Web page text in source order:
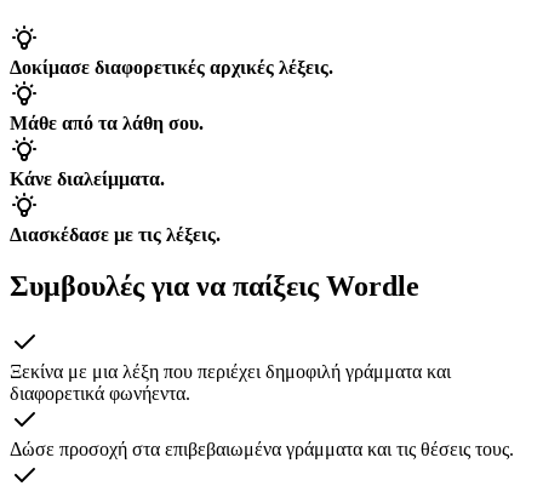
Δοκίμασε διαφορετικές αρχικές λέξεις.
Μάθε από τα λάθη σου.
Κάνε διαλείμματα.
Διασκέδασε με τις λέξεις.
Συμβουλές για να παίξεις Wordle
Ξεκίνα με μια λέξη που περιέχει δημοφιλή γράμματα και
διαφορετικά φωνήεντα.
Δώσε προσοχή στα επιβεβαιωμένα γράμματα και τις θέσεις τους.